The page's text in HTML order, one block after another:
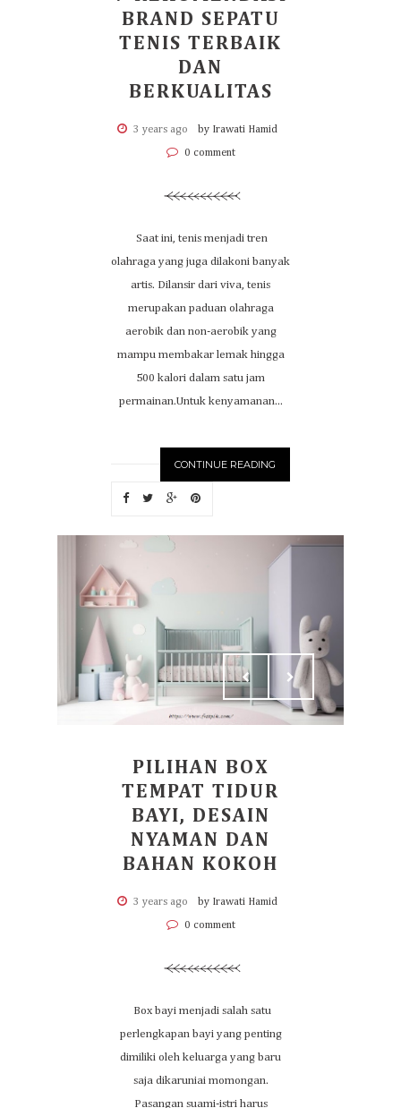
BRAND SEPATU
TENIS TERBAIK
DAN
BERKUALITAS
3 years ago by Irawati Hamid
0 comment
Saat ini, tenis menjadi tren
olahraga yang juga dilakoni banyak
artis. Dilansir dari viva, tenis
merupakan paduan olahraga
aerobik dan non-aerobik yang
mampu membakar lemak hingga
500 kalori dalam satu jam
permainan.Untuk kenyamanan...
CONTINUE READING
PILIHAN BOX
TEMPAT TIDUR
BAYI, DESAIN
NYAMAN DAN
BAHAN KOKOH
3 years ago by Irawati Hamid
0 comment
Box bayi menjadi salah satu
perlengkapan bayi yang penting
dimiliki oleh keluarga yang baru
saja dikaruniai momongan.
Pasangan suami-istri harus